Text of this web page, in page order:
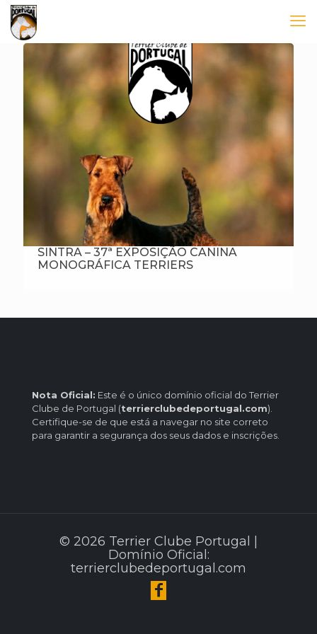
SINTRA – 37ª EXPOSIÇÃO CANINA
MONOGRÁFICA TERRIERS
Nota Oficial: Este é o único domínio oficial do Terrier
Clube de Portugal (terrierclubedeportugal.com).
Certifique-se de que está a navegar no site correto
para garantir a segurança dos seus dados e inscrições.
© 2026 Terrier Clube Portugal |
Domínio Oficial:
terrierclubedeportugal.com